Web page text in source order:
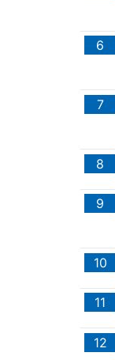
6
7
8
9
10
11
12